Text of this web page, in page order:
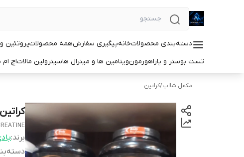
دسته‌بندی محصولاتخانهپیگیری سفارشهمه محصولاتپروتئین
تست بوستر و پاراهورمونویتامین ها و مینرال هاسیترولین مالاتاچ
مکمل شااپ/کراتین
کراتین
برند: